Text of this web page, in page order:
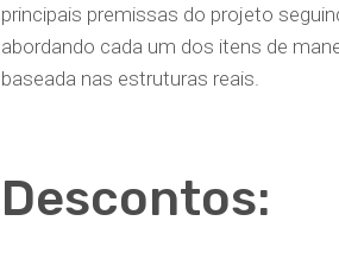
principais premissas do projeto
abordando cada um dos itens de
baseada nas estruturas reais.
Descontos: